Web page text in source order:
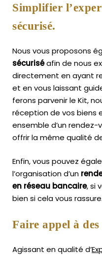
Simplifier
sécurisé.
Nous vous proposons
sécuriséafin de nous
directement en ayant
et en vous laissant
ferons parvenir le Kit,
réception de vos biens
ensemble d’un rendez-
offrir la même qualité
Enfin, vous pouvez
l’organisation d’un
en réseau bancaire, si
bien si cela vous rassure.
Faire appel à
Agissant en qualité d’